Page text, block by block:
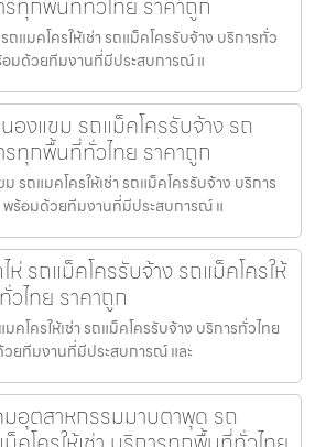
แมคโครให้เช่า รถแม็คโครรับจ้าง บริการทั่ว
อมด้วยทีมงานที่มีประสบการณ์ แ
องแขม รถแม็คโครรับจ้าง รถ
รทุกพื้นที่ทั่วไทย ราคาถูก
รถแมคโครให้เช่า รถแม็คโครรับจ้าง บริการ
พร้อมด้วยทีมงานที่มีประสบการณ์ แ
ห่ รถแม็คโครรับจ้าง รถแม็คโครให้
ไทย ราคาถูก
มคโครให้เช่า รถแม็คโครรับจ้าง บริการทั่วไทย
วยทีมงานที่มีประสบการณ์ และ
มอุตสาหกรรมมาบตาพุด รถ